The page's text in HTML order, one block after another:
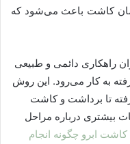
زمان کاشت باعث می‌شود که
راهکاری دائمی و طبیعی
به کار می‌رود. این روش
تا برداشت و کاشت
بیشتری درباره مراحل
کاشت ابرو چگونه انجام